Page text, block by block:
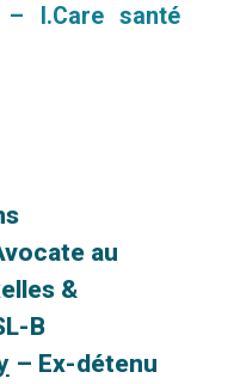
– I.Care santé
au
&
B
– Ex-détenu